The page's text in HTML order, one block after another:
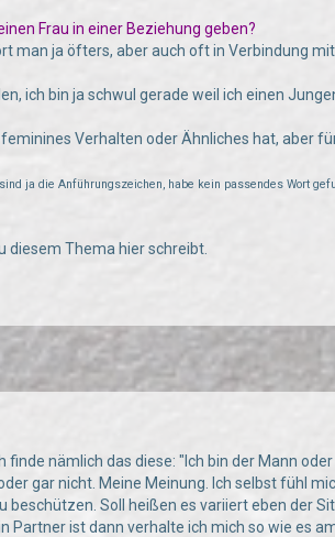
Frau in einer Beziehung geben?
man ja öfters, aber auch oft in Verbindung mit
ich bin ja schwul gerade weil ich einen
Verhalten oder Ähnliches hat, aber
ja die Anführungszeichen, habe kein passendes Wort
diesem Thema hier schreibt.
nämlich das diese: "Ich bin der Mann
gar nicht. Meine Meinung. Ich selbst fühl
Soll heißen es variiert eben der
Partner ist dann verhalte ich mich so wie es